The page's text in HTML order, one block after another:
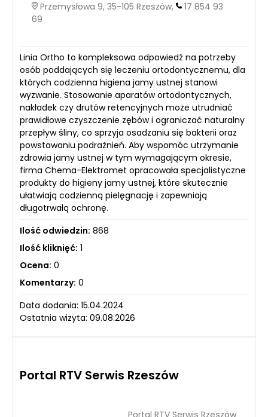
Przemysłowa 9, 35-105 Rzeszów,
17 854 93
69
Linia Ortho to kompleksowa odpowiedź na potrzeby
osób poddających się leczeniu ortodontycznemu, dla
których codzienna higiena jamy ustnej stanowi
wyzwanie. Stosowanie aparatów ortodontycznych,
nakładek czy drutów retencyjnych może utrudniać
prawidłowe czyszczenie zębów i ograniczać naturalny
przepływ śliny, co sprzyja osadzaniu się bakterii oraz
powstawaniu podrażnień. Aby wspomóc utrzymanie
zdrowia jamy ustnej w tym wymagającym okresie,
firma Chema-Elektromet opracowała specjalistyczne
produkty do higieny jamy ustnej, które skutecznie
ułatwiają codzienną pielęgnację i zapewniają
długotrwałą ochronę.
Ilość odwiedzin: 868
Ilość kliknięć: 1
Ocena: 0
Komentarzy: 0
Data dodania: 15.04.2024
Ostatnia wizyta: 09.08.2026
Portal RTV Serwis Rzeszów
Portal RTV Serwis Rzeszów